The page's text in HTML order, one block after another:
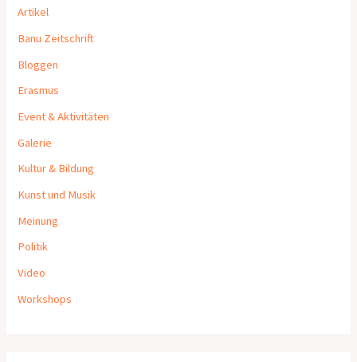
Artikel
Banu Zeitschrift
Bloggen
Erasmus
Event & Aktivitäten
Galerie
Kultur & Bildung
Kunst und Musik
Meinung
Politik
Video
Workshops